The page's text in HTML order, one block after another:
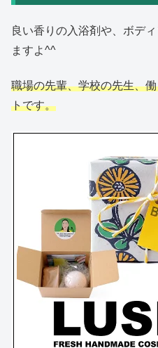
良い香りの入浴剤や、ボデ
ますよ^^
職場の先輩、学校の先生、
トです。